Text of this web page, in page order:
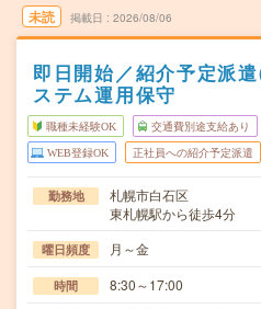
未読 掲載日 2026/08/06
即日開始／紹介予定派
ステム運用保守
職種未経験OK 交通費別途支給あり
WEB登録OK 正社員への紹介予定派遣
勤務地
札幌市白石区
東札幌駅から徒歩4分
曜日頻度 月～金
時間 8:30～17:00